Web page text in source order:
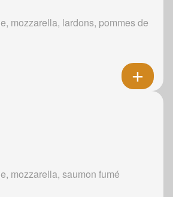
mozzarella, lardons, pommes de
mozzarella, saumon fumé